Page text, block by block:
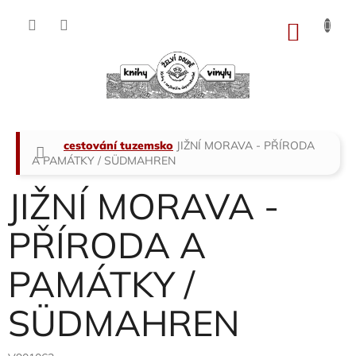
Domů
cestování tuzemsko JIŽNÍ MORAVA - PŘÍRODA
A PAMÁTKY / SÜDMAHREN
JIŽNÍ MORAVA -
PŘÍRODA A
PAMÁTKY /
SÜDMAHREN